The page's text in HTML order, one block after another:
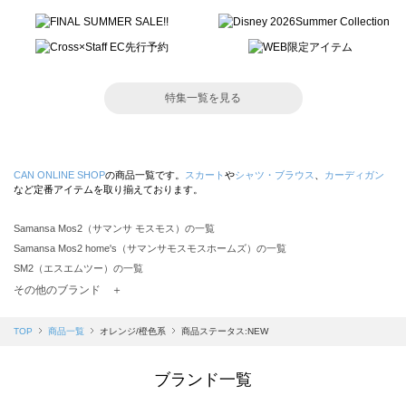
特集一覧を見る
CAN ONLINE SHOPの商品一覧です。 スカート やシャツ・ブラウス
カーディガン
など定番アイテムを取り揃えております。
Samansa Mos2（サマンサ モスモス）の一覧
Samansa Mos2 home's（サマンサモスモスホームズ）の一覧
SM2（エスエムツー）の一覧
TSUHARU by Samansa Mos2（ツハルバイサマンサモスモス）の一覧
Samansa Mos2 blue（サマンサモスモス ブルー）の一覧
その他のブランド ＋
TOP 商品一覧 オレンジ/橙色系 商品ステータス:NEW
ブランド一覧